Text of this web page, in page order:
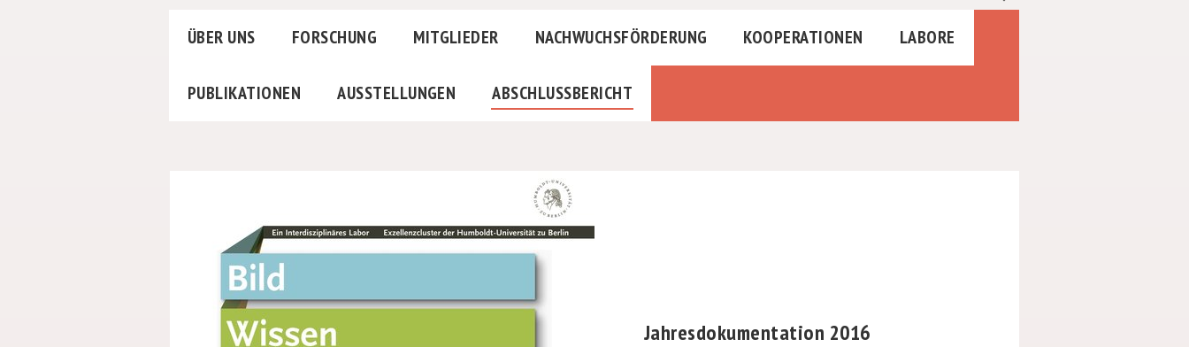
ÜBER UNS FORSCHUNG MITGLIEDER NACHWUCHSFÖRDERUNG KOOPERATIONEN LABORE
PUBLIKATIONEN AUSSTELLUNGEN ABSCHLUSSBERICHT
Jahresdokumentation 2016